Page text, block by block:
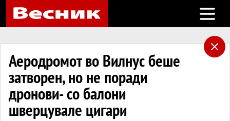
Open
Аеродромот во Вилнус беше
затворен, но не поради
дронови- со балони
шверцувале цигари